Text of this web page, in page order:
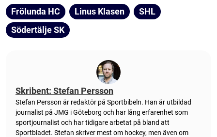
Frölunda HC Linus Klasen
SHL
Södertälje SK
Skribent: Stefan Persson
Stefan Persson är redaktör på Sportbibeln. Han är utbildad
journalist på JMG i Göteborg och har lång erfarenhet som
sportjournalist och har tidigare arbetat på bland att
Sportbladet. Stefan skriver mest om hockey, men även om